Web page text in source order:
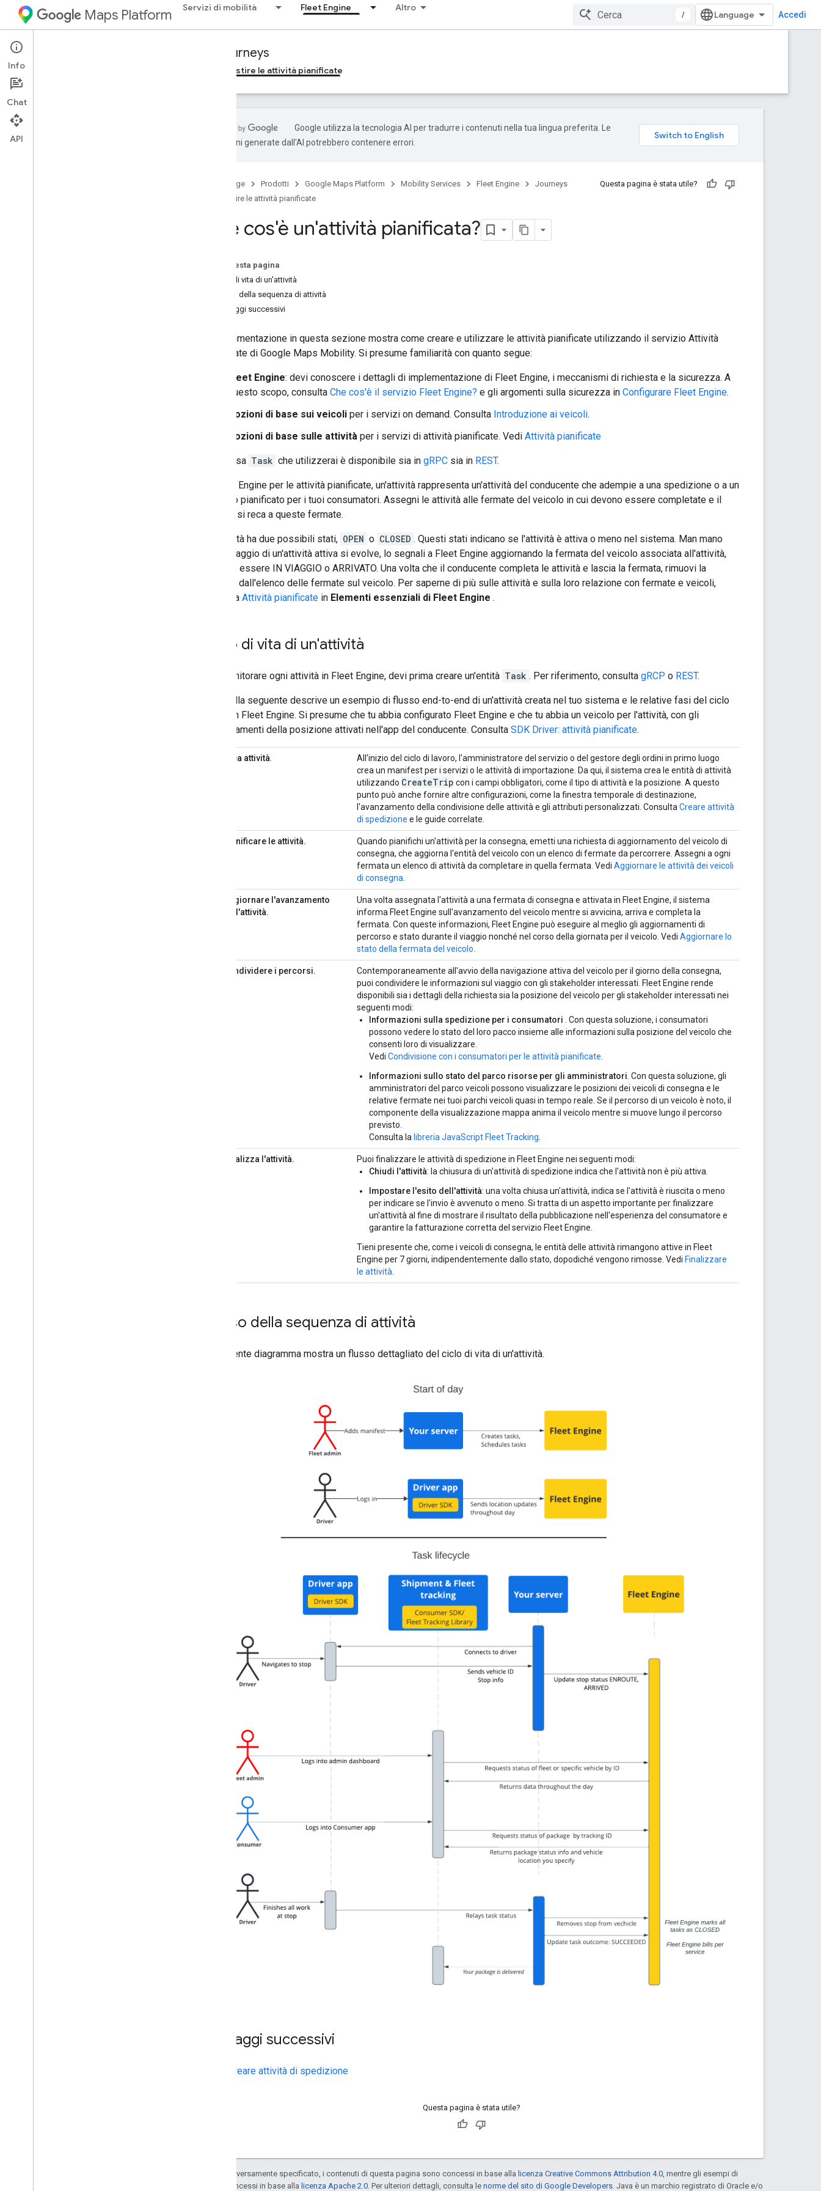
Maps Platform Servizi di mobilità Fleet Engine Altro
/ Accedi
Mobility Services Journeys
Panoramica Gestire le attività pianificate
Google utilizza la tecnologia AI per tradurre i contenuti nella tua lingua preferita. Le
traduzioni generate dall'AI potrebbero contenere errori.
Home page Prodotti Google Maps Platform Mobility Services Fleet Engine
Journeys
Gestire le attività pianificate
Questa pagina è stata utile?
Che cos'è un'attività pianificata?
Su questa pagina
Ciclo di vita di un'attività
Flusso della sequenza di attività
Passaggi successivi
La documentazione in questa sezione mostra come creare e utilizzare le attività pianificate utilizzando il servizio Attività
pianificate di Google Maps Mobility. Si presume familiarità con quanto segue:
Fleet Engine: devi conoscere i dettagli di implementazione di Fleet Engine, i meccanismi di richiesta e la sicurezza. A
questo scopo, consulta Che cos'è il servizio Fleet Engine? e gli argomenti sulla sicurezza in Configurare Fleet Engine.
Nozioni di base sui veicoli per i servizi on demand. Consulta Introduzione ai veicoli.
Nozioni di base sulle attività per i servizi di attività pianificate. Vedi Attività pianificate
La risorsa Task che utilizzerai è disponibile sia in gRPC sia in REST.
In Fleet Engine per le attività pianificate, un'attività rappresenta un'attività del conducente che adempie a una spedizione o a un
servizio pianificato per i tuoi consumatori. Assegni le attività alle fermate del veicolo in cui devono essere completate e il
veicolo si reca a queste fermate.
Un'attività ha due possibili stati, OPEN o CLOSED . Questi stati indicano se l'attività è attiva o meno nel sistema. Man mano
che il viaggio di un'attività attiva si evolve, lo segnali a Fleet Engine aggiornando la fermata del veicolo associata all'attività,
che può essere IN VIAGGIO o ARRIVATO. Una volta che il conducente completa le attività e lascia la fermata, rimuovi la
fermata dall'elenco delle fermate sul veicolo. Per saperne di più sulle attività e sulla loro relazione con fermate e veicoli,
consulta Attività pianificate in Elementi essenziali di Fleet Engine .
Ciclo di vita di un'attività
Per monitorare ogni attività in Fleet Engine, devi prima creare un'entità Task . Per riferimento, consulta gRCP o REST.
La tabella seguente descrive un esempio di flusso end-to-end di un'attività creata nel tuo sistema e le relative fasi del ciclo
di vita in Fleet Engine. Si presume che tu abbia configurato Fleet Engine e che tu abbia un veicolo per l'attività, con gli
aggiornamenti della posizione attivati nell'app del conducente. Consulta SDK Driver: attività pianificate.
Crea attività
All'inizio del ciclo di lavoro, l'amministratore del servizio o del gestore degli ordini in primo luogo
crea un manifest per i servizi o le attività di importazione. Da qui, il sistema crea le entità di attività
utilizzando CreateTrip con i campi obbligatori, come il tipo di attività e la posizione. A questo
punto può anche fornire altre configurazioni, come la finestra temporale di destinazione,
l'avanzamento della condivisione delle attività e gli attributi personalizzati. Consulta Creare attività
di spedizione e le guide correlate.
Pianificare le attività.
Quando pianifichi un'attività per la consegna, emetti una richiesta di aggiornamento del veicolo di
consegna, che aggiorna l'entità del veicolo con un elenco di fermate da percorrere. Assegni a ogni
fermata un elenco di attività da completare in quella fermata. Vedi Aggiornare le attività dei veicoli
di consegna
Aggiornare l'avanzamento
dell'attività.
Una volta assegnata l'attività a una fermata di consegna e attivata in Fleet Engine, il sistema
informa Fleet Engine sull'avanzamento del veicolo mentre si avvicina, arriva e completa la
fermata. Con queste informazioni, Fleet Engine può eseguire al meglio gli aggiornamenti di
percorso e stato durante il viaggio nonché nel corso della giornata per il veicolo. Vedi Aggiornare lo
stato della fermata del veicolo
Condividere i percorsi.
Contemporaneamente all'avvio della navigazione attiva del veicolo per il giorno della consegna,
puoi condividere le informazioni sul viaggio con gli stakeholder interessati. Fleet Engine rende
disponibili sia i dettagli della richiesta sia la posizione del veicolo per gli stakeholder interessati nei
seguenti modi:
Informazioni sulla spedizione per i consumatori . Con questa soluzione, i consumatori
possono vedere lo stato del loro pacco insieme alle informazioni sulla posizione del veicolo che
consenti loro di visualizzare.
Vedi Condivisione con i consumatori per le attività pianificate
Informazioni sullo stato del parco risorse per gli amministratori . Con questa soluzione, gli
amministratori del parco veicoli possono visualizzare le posizioni dei veicoli di consegna e le
relative fermate nei tuoi parchi veicoli quasi in tempo reale. Se il percorso di un veicolo è noto, il
componente della visualizzazione mappa anima il veicolo mentre si muove lungo il percorso
previsto.
Consulta la libreria JavaScript Fleet Tracking
Finalizza l'attività.
Puoi finalizzare le attività di spedizione in Fleet Engine nei seguenti modi:
Chiudi l'attività: la chiusura di un'attività di spedizione indica che l'attività non è più attiva.
Impostare l'esito dell'attività: una volta chiusa un'attività, indica se l'attività è riuscita o meno
per indicare se l'invio è avvenuto o meno. Si tratta di un aspetto importante per finalizzare
un'attività al fine di mostrare il risultato della pubblicazione nell'esperienza del consumatore e
garantire la fatturazione corretta del servizio Fleet Engine.
Tieni presente che, come i veicoli di consegna, le entità delle attività rimangono attive in Fleet
Engine per 7 giorni, indipendentemente dallo stato, dopodiché vengono rimosse. Vedi Finalizzare
le attività
Flusso della sequenza di attività
Il seguente diagramma mostra un flusso dettagliato del ciclo di vita di un'attività.
Passaggi successivi
Creare attività di spedizione
Questa pagina è stata utile?
Salvo quando diversamente specificato, i contenuti di questa pagina sono concessi in base alla licenza Creative Commons Attribution 4.0 , mentre gli esempi di
codice sono concessi in base alla licenza Apache 2.0 . Per ulteriori dettagli, consulta le norme del sito di Google Developers . Java è un marchio registrato di Oracle e/o
Info
Chat
API